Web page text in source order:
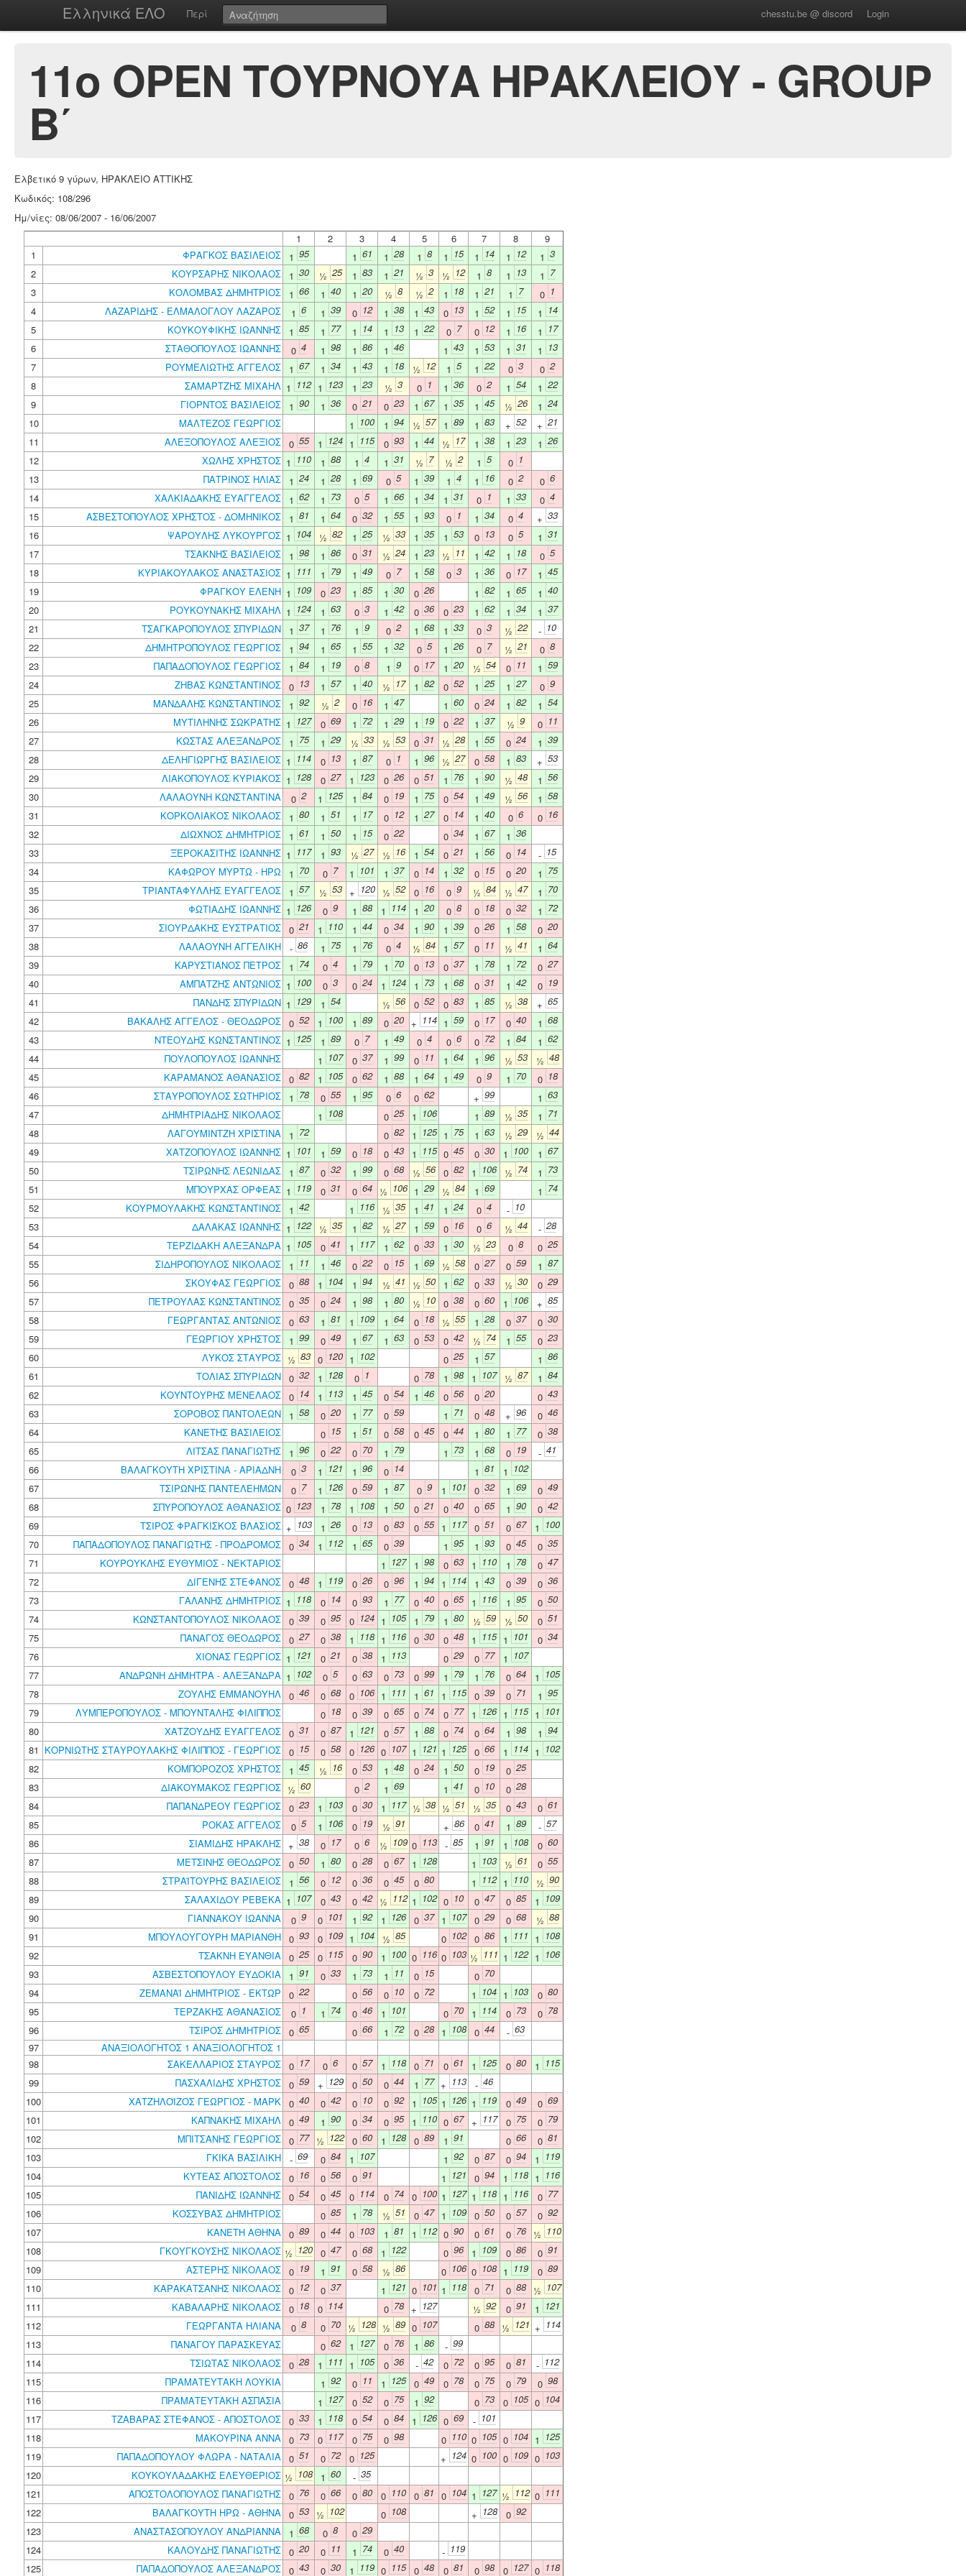
Ελληνικά ΕΛΟ Περί chesstu.be @ discord Login
11ο ΟΡΕΝ ΤΟΥΡΝΟΥΑ ΗΡΑΚΛΕΙΟΥ - GROUP
B΄
Ελβετικό 9 γύρων, ΗΡΑΚΛΕΙΟ ΑΤΤΙΚΗΣ
Κωδικός: 108/296
Ημ/νίες: 08/06/2007 - 16/06/2007
1
2 3 4 5 6 7 8
9
1
ΦΡΑΓΚΟΣ ΒΑΣΙΛΕΙΟΣ 1 95 1 61 1 28 1 8 1 15 1 14 1 12 1 3
2
ΚΟΥΡΣΑΡΗΣ ΝΙΚΟΛΑΟΣ 1 30 ½ 25 1 83 1 21 ½ 3 ½ 12 1 8 1 13 1 7
3
ΚΟΛΟΜΒΑΣ ΔΗΜΗΤΡΙΟΣ 1 66 1 40 1 20 ½ 8 ½ 2 1 18 1 21 1 7 0 1
4
ΛΑΖΑΡΙΔΗΣ - ΕΛΜΑΛΟΓΛΟΥ ΛΑΖΑΡΟΣ 1 6 1 39 0 12 1 38 1 43 0 13 1 52 1 15 1 14
5
ΚΟΥΚΟΥΦΙΚΗΣ ΙΩΑΝΝΗΣ 1 85 1 77 1 14 1 13 1 22 0 7 0 12 1 16 1 17
6
ΣΤΑΘΟΠΟΥΛΟΣ ΙΩΑΝΝΗΣ 0 4 1 98 1 86 1 46 1 43 1 53 1 31 1 13
7
ΡΟΥΜΕΛΙΩΤΗΣ ΑΓΓΕΛΟΣ 1 67 1 34 1 43 1 18 ½ 12 1 5 1 22 0 3 0 2
8
ΣΑΜΑΡΤΖΗΣ ΜΙΧΑΗΛ 1 112 1 123 1 23 ½ 3 0 1 1 36 0 2 1 54 1 22
9
ΓΙΟΡΝΤΟΣ ΒΑΣΙΛΕΙΟΣ 1 90 1 36 0 21 0 23 1 67 1 35 1 45 ½ 26 1 24
10
ΜΑΛΤΕΖΟΣ ΓΕΩΡΓΙΟΣ 1 100 1 94 ½ 57 1 89 1 83 + 52 + 21
11
ΑΛΕΞΟΠΟΥΛΟΣ ΑΛΕΞΙΟΣ 0 55 1 124 1 115 0 93 1 44 ½ 17 1 38 1 23 1 26
12
ΧΩΛΗΣ ΧΡΗΣΤΟΣ 1 110 1 88 1 4 1 31 ½ 7 ½ 2 1 5 0 1
13
ΠΑΤΡΙΝΟΣ ΗΛΙΑΣ 1 24 1 28 1 69 0 5 1 39 1 4 1 16 0 2 0 6
14
ΧΑΛΚΙΑΔΑΚΗΣ ΕΥΑΓΓΕΛΟΣ 1 62 1 73 0 5 1 66 1 34 1 31 0 1 1 33 0 4
15
ΑΣΒΕΣΤΟΠΟΥΛΟΣ ΧΡΗΣΤΟΣ - ΔΟΜΗΝΙΚΟΣ 1 81 1 64 0 32 1 55 1 93 0 1 1 34 0 4 + 33
16
ΨΑΡΟΥΛΗΣ ΛΥΚΟΥΡΓΟΣ 1 104 ½ 82 1 25 ½ 33 1 35 1 53 0 13 0 5 1 31
17
ΤΣΑΚΝΗΣ ΒΑΣΙΛΕΙΟΣ 1 98 1 86 0 31 ½ 24 1 23 ½ 11 1 42 1 18 0 5
18
ΚΥΡΙΑΚΟΥΛΑΚΟΣ ΑΝΑΣΤΑΣΙΟΣ 1 111 1 79 1 49 0 7 1 58 0 3 1 36 0 17 1 45
19
ΦΡΑΓΚΟΥ ΕΛΕΝΗ 1 109 0 23 1 85 1 30 0 26 1 82 1 65 1 40
20
ΡΟΥΚΟΥΝΑΚΗΣ ΜΙΧΑΗΛ 1 124 1 63 0 3 1 42 0 36 0 23 1 62 1 34 1 37
21
ΤΣΑΓΚΑΡΟΠΟΥΛΟΣ ΣΠΥΡΙΔΩΝ 1 37 1 76 1 9 0 2 1 68 1 33 0 3 ½ 22 - 10
22
ΔΗΜΗΤΡΟΠΟΥΛΟΣ ΓΕΩΡΓΙΟΣ 1 94 1 65 1 55 1 32 0 5 1 26 0 7 ½ 21 0 8
23
ΠΑΠΑΔΟΠΟΥΛΟΣ ΓΕΩΡΓΙΟΣ 1 84 1 19 0 8 1 9 0 17 1 20 ½ 54 0 11 1 59
24
ΖΗΒΑΣ ΚΩΝΣΤΑΝΤΙΝΟΣ 0 13 1 57 1 40 ½ 17 1 82 0 52 1 25 1 27 0 9
25
ΜΑΝΔΑΛΗΣ ΚΩΝΣΤΑΝΤΙΝΟΣ 1 92 ½ 2 0 16 1 47 1 60 0 24 1 82 1 54
26
ΜΥΤΙΛΗΝΗΣ ΣΩΚΡΑΤΗΣ 1 127 0 69 1 72 1 29 1 19 0 22 1 37 ½ 9 0 11
27
ΚΩΣΤΑΣ ΑΛΕΞΑΝΔΡΟΣ 1 75 1 29 ½ 33 ½ 53 0 31 ½ 28 1 55 0 24 1 39
28
ΔΕΛΗΓΙΩΡΓΗΣ ΒΑΣΙΛΕΙΟΣ 1 114 0 13 1 87 0 1 1 96 ½ 27 0 58 1 83 + 53
29
ΛΙΑΚΟΠΟΥΛΟΣ ΚΥΡΙΑΚΟΣ 1 128 0 27 1 123 0 26 0 51 1 76 1 90 ½ 48 1 56
30
ΛΑΛΑΟΥΝΗ ΚΩΝΣΤΑΝΤΙΝΑ 0 2 1 125 1 84 0 19 1 75 0 54 1 49 ½ 56 1 58
31
ΚΟΡΚΟΛΙΑΚΟΣ ΝΙΚΟΛΑΟΣ 1 80 1 51 1 17 0 12 1 27 0 14 1 40 0 6 0 16
32
ΔΙΩΧΝΟΣ ΔΗΜΗΤΡΙΟΣ 1 61 1 50 1 15 0 22 0 34 1 67 1 36
33
ΞΕΡΟΚΑΣΙΤΗΣ ΙΩΑΝΝΗΣ 1 117 1 93 ½ 27 ½ 16 1 54 0 21 1 56 0 14 - 15
34
ΚΑΦΩΡΟΥ ΜΥΡΤΩ - ΗΡΩ 1 70 0 7 1 101 1 37 0 14 1 32 0 15 0 20 1 75
35
ΤΡΙΑΝΤΑΦΥΛΛΗΣ ΕΥΑΓΓΕΛΟΣ 1 57 ½ 53 + 120 ½ 52 0 16 0 9 ½ 84 ½ 47 1 70
36
ΦΩΤΙΑΔΗΣ ΙΩΑΝΝΗΣ 1 126 0 9 1 88 1 114 1 20 0 8 0 18 0 32 1 72
37
ΣΙΟΥΡΔΑΚΗΣ ΕΥΣΤΡΑΤΙΟΣ 0 21 1 110 1 44 0 34 1 90 1 39 0 26 1 58 0 20
38
ΛΑΛΑΟΥΝΗ ΑΓΓΕΛΙΚΗ - 86 1 75 1 76 0 4 ½ 84 1 57 0 11 ½ 41 1 64
39
ΚΑΡΥΣΤΙΑΝΟΣ ΠΕΤΡΟΣ 1 74 0 4 1 79 1 70 0 13 0 37 1 78 1 72 0 27
40
ΑΜΠΑΤΖΗΣ ΑΝΤΩΝΙΟΣ 1 100 0 3 0 24 1 124 1 73 1 68 0 31 1 42 0 19
41
ΠΑΝΔΗΣ ΣΠΥΡΙΔΩΝ 1 129 1 54 ½ 56 0 52 0 83 1 85 ½ 38 + 65
42
ΒΑΚΑΛΗΣ ΑΓΓΕΛΟΣ - ΘΕΟΔΩΡΟΣ 0 52 1 100 1 89 0 20 + 114 1 59 0 17 0 40 1 68
43
ΝΤΕΟΥΔΗΣ ΚΩΝΣΤΑΝΤΙΝΟΣ 1 125 1 89 0 7 1 49 0 4 0 6 0 72 1 84 1 62
44
ΠΟΥΛΟΠΟΥΛΟΣ ΙΩΑΝΝΗΣ 1 107 0 37 1 99 0 11 1 64 1 96 ½ 53 ½ 48
45
ΚΑΡΑΜΑΝΟΣ ΑΘΑΝΑΣΙΟΣ 0 82 1 105 0 62 1 88 1 64 1 49 0 9 1 70 0 18
46
ΣΤΑΥΡΟΠΟΥΛΟΣ ΣΩΤΗΡΙΟΣ 1 78 0 55 1 95 0 6 0 62 + 99 1 63
47
ΔΗΜΗΤΡΙΑΔΗΣ ΝΙΚΟΛΑΟΣ 1 108 0 25 1 106 1 89 ½ 35 1 71
48
ΛΑΓΟΥΜΙΝΤΖΗ ΧΡΙΣΤΙΝΑ 1 72 0 82 1 125 1 75 1 63 ½ 29 ½ 44
49
ΧΑΤΖΟΠΟΥΛΟΣ ΙΩΑΝΝΗΣ 1 101 1 59 0 18 0 43 1 115 0 45 0 30 1 100 1 67
50
ΤΣΙΡΩΝΗΣ ΛΕΩΝΙΔΑΣ 1 87 0 32 1 99 0 68 ½ 56 0 82 1 106 ½ 74 1 73
51
ΜΠΟΥΡΧΑΣ ΟΡΦΕΑΣ 1 119 0 31 0 64 ½ 106 1 29 ½ 84 1 69 1 74
52
ΚΟΥΡΜΟΥΛΑΚΗΣ ΚΩΝΣΤΑΝΤΙΝΟΣ 1 42 1 116 ½ 35 1 41 1 24 0 4 - 10
53
ΔΑΛΑΚΑΣ ΙΩΑΝΝΗΣ 1 122 ½ 35 1 82 ½ 27 1 59 0 16 0 6 ½ 44 - 28
54
ΤΕΡΖΙΔΑΚΗ ΑΛΕΞΑΝΔΡΑ 1 105 0 41 1 117 1 62 0 33 1 30 ½ 23 0 8 0 25
55
ΣΙΔΗΡΟΠΟΥΛΟΣ ΝΙΚΟΛΑΟΣ 1 11 1 46 0 22 0 15 1 69 ½ 58 0 27 0 59 1 87
56
ΣΚΟΥΦΑΣ ΓΕΩΡΓΙΟΣ 0 88 1 104 1 94 ½ 41 ½ 50 1 62 0 33 ½ 30 0 29
57
ΠΕΤΡΟΥΛΑΣ ΚΩΝΣΤΑΝΤΙΝΟΣ 0 35 0 24 1 98 1 80 ½ 10 0 38 0 60 1 106 + 85
58
ΓΕΩΡΓΑΝΤΑΣ ΑΝΤΩΝΙΟΣ 0 63 1 81 1 109 1 64 0 18 ½ 55 1 28 0 37 0 30
59
ΓΕΩΡΓΙΟΥ ΧΡΗΣΤΟΣ 1 99 0 49 1 67 1 63 0 53 0 42 ½ 74 1 55 0 23
60
ΛΥΚΟΣ ΣΤΑΥΡΟΣ ½ 83 0 120 1 102 0 25 1 57 1 86
61
ΤΟΛΙΑΣ ΣΠΥΡΙΔΩΝ 0 32 1 128 0 1 0 78 1 98 1 107 ½ 87 1 84
62
ΚΟΥΝΤΟΥΡΗΣ ΜΕΝΕΛΑΟΣ 0 14 1 113 1 45 0 54 1 46 0 56 0 20 0 43
63
ΣΟΡΟΒΟΣ ΠΑΝΤΟΛΕΩΝ 1 58 0 20 1 77 0 59 1 71 0 48 + 96 0 46
64
ΚΑΝΕΤΗΣ ΒΑΣΙΛΕΙΟΣ 0 15 1 51 0 58 0 45 0 44 1 80 1 77 0 38
65
ΛΙΤΣΑΣ ΠΑΝΑΓΙΩΤΗΣ 1 96 0 22 0 70 1 79 1 73 1 68 0 19 - 41
66
ΒΑΛΑΓΚΟΥΤΗ ΧΡΙΣΤΙΝΑ - ΑΡΙΑΔΝΗ 0 3 1 121 1 96 0 14 1 81 1 102
67
ΤΣΙΡΩΝΗΣ ΠΑΝΤΕΛΕΗΜΩΝ 0 7 1 126 0 59 1 87 0 9 1 101 0 32 1 69 0 49
68
ΣΠΥΡΟΠΟΥΛΟΣ ΑΘΑΝΑΣΙΟΣ 0 123 1 78 1 108 1 50 0 21 0 40 0 65 1 90 0 42
69
ΤΣΙΡΟΣ ΦΡΑΓΚΙΣΚΟΣ ΒΛΑΣΙΟΣ + 103 1 26 0 13 0 83 0 55 1 117 0 51 0 67 1 100
70
ΠΑΠΑΔΟΠΟΥΛΟΣ ΠΑΝΑΓΙΩΤΗΣ - ΠΡΟΔΡΟΜΟΣ 0 34 1 112 1 65 0 39 1 95 1 93 0 45 0 35
71
ΚΟΥΡΟΥΚΛΗΣ ΕΥΘΥΜΙΟΣ - ΝΕΚΤΑΡΙΟΣ 1 127 1 98 0 63 1 110 1 78 0 47
72
ΔΙΓΕΝΗΣ ΣΤΕΦΑΝΟΣ 0 48 1 119 0 26 0 96 1 94 1 114 1 43 0 39 0 36
73
ΓΑΛΑΝΗΣ ΔΗΜΗΤΡΙΟΣ 1 118 0 14 0 93 1 77 0 40 0 65 1 116 1 95 0 50
74
ΚΩΝΣΤΑΝΤΟΠΟΥΛΟΣ ΝΙΚΟΛΑΟΣ 0 39 0 95 0 124 1 105 1 79 1 80 ½ 59 ½ 50 0 51
75
ΠΑΝΑΓΟΣ ΘΕΟΔΩΡΟΣ 0 27 0 38 1 118 1 116 0 30 0 48 1 115 1 101 0 34
76
ΧΙΟΝΑΣ ΓΕΩΡΓΙΟΣ 1 121 0 21 0 38 1 113 0 29 0 77 1 107
77
ΑΝΔΡΩΝΗ ΔΗΜΗΤΡΑ - ΑΛΕΞΑΝΔΡΑ 1 102 0 5 0 63 0 73 0 99 1 79 1 76 0 64 1 105
78
ΖΟΥΛΗΣ ΕΜΜΑΝΟΥΗΛ 0 46 0 68 0 106 1 111 1 61 1 115 0 39 0 71 1 95
79
ΛΥΜΠΕΡΟΠΟΥΛΟΣ - ΜΠΟΥΝΤΑΛΗΣ ΦΙΛΙΠΠΟΣ 0 18 0 39 0 65 0 74 0 77 1 126 1 115 1 101
80
ΧΑΤΖΟΥΔΗΣ ΕΥΑΓΓΕΛΟΣ 0 31 0 87 1 121 0 57 1 88 0 74 0 64 1 98 1 94
81 ΚΟΡΝΙΩΤΗΣ ΣΤΑΥΡΟΥΛΑΚΗΣ ΦΙΛΙΠΠΟΣ - ΓΕΩΡΓΙΟΣ 0 15 0 58 0 126 0 107 1 121 1 125 0 66 1 114 1 102
82
ΚΟΜΠΟΡΟΖΟΣ ΧΡΗΣΤΟΣ 1 45 ½ 16 0 53 1 48 0 24 1 50 0 19 0 25
83
ΔΙΑΚΟΥΜΑΚΟΣ ΓΕΩΡΓΙΟΣ ½ 60 0 2 1 69 1 41 0 10 0 28
84
ΠΑΠΑΝΔΡΕΟΥ ΓΕΩΡΓΙΟΣ 0 23 1 103 0 30 1 117 ½ 38 ½ 51 ½ 35 0 43 0 61
85
ΡΟΚΑΣ ΑΓΓΕΛΟΣ 0 5 1 106 0 19 ½ 91 + 86 0 41 1 89 - 57
86
ΣΙΑΜΙΔΗΣ ΗΡΑΚΛΗΣ + 38 0 17 0 6 ½ 109 0 113 - 85 1 91 1 108 0 60
87
ΜΕΤΣΙΝΗΣ ΘΕΟΔΩΡΟΣ 0 50 1 80 0 28 0 67 1 128 1 103 ½ 61 0 55
88
ΣΤΡΑΪΤΟΥΡΗΣ ΒΑΣΙΛΕΙΟΣ 1 56 0 12 0 36 0 45 0 80 1 112 1 110 ½ 90
89
ΣΑΛΑΧΙΔΟΥ ΡΕΒΕΚΑ 1 107 0 43 0 42 ½ 112 1 102 0 10 0 47 0 85 1 109
90
ΓΙΑΝΝΑΚΟΥ ΙΩΑΝΝΑ 0 9 0 101 1 92 1 126 0 37 1 107 0 29 0 68 ½ 88
91
ΜΠΟΥΛΟΥΓΟΥΡΗ ΜΑΡΙΑΝΘΗ 0 93 0 109 1 104 ½ 85 0 102 0 86 1 111 1 108
92
ΤΣΑΚΝΗ ΕΥΑΝΘΙΑ 0 25 0 115 0 90 1 100 0 116 0 103 ½ 111 1 122 1 106
93
ΑΣΒΕΣΤΟΠΟΥΛΟΥ ΕΥΔΟΚΙΑ 1 91 0 33 1 73 1 11 0 15 0 70
94
ΖΕΜΑΝΑΪ ΔΗΜΗΤΡΙΟΣ - ΕΚΤΩΡ 0 22 0 56 0 10 0 72 1 104 1 103 0 80
95
ΤΕΡΖΑΚΗΣ ΑΘΑΝΑΣΙΟΣ 0 1 1 74 0 46 1 101 0 70 1 114 0 73 0 78
96
ΤΣΙΡΟΣ ΔΗΜΗΤΡΙΟΣ 0 65 0 66 1 72 0 28 1 108 0 44 - 63
97
ΑΝΑΞΙΟΛΟΓΗΤΟΣ 1 ΑΝΑΞΙΟΛΟΓΗΤΟΣ 1
98
ΣΑΚΕΛΛΑΡΙΟΣ ΣΤΑΥΡΟΣ 0 17 0 6 0 57 1 118 0 71 0 61 1 125 0 80 1 115
99
ΠΑΣΧΑΛΙΔΗΣ ΧΡΗΣΤΟΣ 0 59 + 129 0 50 0 44 1 77 + 113 - 46
100
ΧΑΤΖΗΛΟΪΖΟΣ ΓΕΩΡΓΙΟΣ - ΜΑΡΚ 0 40 0 42 0 10 0 92 1 105 1 126 1 119 0 49 0 69
101
ΚΑΠΝΑΚΗΣ ΜΙΧΑΗΛ 0 49 1 90 0 34 0 95 1 110 0 67 + 117 0 75 0 79
102
ΜΠΙΤΣΑΝΗΣ ΓΕΩΡΓΙΟΣ 0 77 ½ 122 0 60 1 128 0 89 1 91 0 66 0 81
103
ΓΚΙΚΑ ΒΑΣΙΛΙΚΗ - 69 0 84 1 107 1 92 0 87 0 94 1 119
104
ΚΥΤΕΑΣ ΑΠΟΣΤΟΛΟΣ 0 16 0 56 0 91 1 121 0 94 1 118 1 116
105
ΠΑΝΙΔΗΣ ΙΩΑΝΝΗΣ 0 54 0 45 0 114 0 74 0 100 1 127 1 118 1 116 0 77
106
ΚΟΣΣΥΒΑΣ ΔΗΜΗΤΡΙΟΣ 0 85 1 78 ½ 51 0 47 1 109 0 50 0 57 0 92
107
ΚΑΝΕΤΗ ΑΘΗΝΑ 0 89 0 44 0 103 1 81 1 112 0 90 0 61 0 76 ½ 110
108
ΓΚΟΥΓΚΟΥΣΗΣ ΝΙΚΟΛΑΟΣ ½ 120 0 47 0 68 1 122 0 96 1 109 0 86 0 91
109
ΑΣΤΕΡΗΣ ΝΙΚΟΛΑΟΣ 0 19 1 91 0 58 ½ 86 0 106 0 108 1 119 0 89
110
ΚΑΡΑΚΑΤΣΑΝΗΣ ΝΙΚΟΛΑΟΣ 0 12 0 37 1 121 0 101 1 118 0 71 0 88 ½ 107
111
ΚΑΒΑΛΑΡΗΣ ΝΙΚΟΛΑΟΣ 0 18 0 114 0 78 + 127 ½ 92 0 91 1 121
112
ΓΕΩΡΓΑΝΤΑ ΗΛΙΑΝΑ 0 8 0 70 ½ 128 ½ 89 0 107 0 88 ½ 121 + 114
113
ΠΑΝΑΓΟΥ ΠΑΡΑΣΚΕΥΑΣ 0 62 1 127 0 76 1 86 - 99
114
ΤΣΙΩΤΑΣ ΝΙΚΟΛΑΟΣ 0 28 1 111 1 105 0 36 - 42 0 72 0 95 0 81 - 112
115
ΠΡΑΜΑΤΕΥΤΑΚΗ ΛΟΥΚΙΑ 1 92 0 11 1 125 0 49 0 78 0 75 0 79 0 98
116
ΠΡΑΜΑΤΕΥΤΑΚΗ ΑΣΠΑΣΙΑ 1 127 0 52 0 75 1 92 0 73 0 105 0 104
117
ΤΖΑΒΑΡΑΣ ΣΤΕΦΑΝΟΣ - ΑΠΟΣΤΟΛΟΣ 0 33 1 118 0 54 0 84 1 126 0 69 - 101
118
ΜΑΚΟΥΡΙΝΑ ΑΝΝΑ 0 73 0 117 0 75 0 98 0 110 0 105 0 104 1 125
119
ΠΑΠΑΔΟΠΟΥΛΟΥ ΦΛΩΡΑ - ΝΑΤΑΛΙΑ 0 51 0 72 0 125 + 124 0 100 0 109 0 103
120
ΚΟΥΚΟΥΛΑΔΑΚΗΣ ΕΛΕΥΘΕΡΙΟΣ ½ 108 1 60 - 35
121
ΑΠΟΣΤΟΛΟΠΟΥΛΟΣ ΠΑΝΑΓΙΩΤΗΣ 0 76 0 66 0 80 0 110 0 81 0 104 1 127 ½ 112 0 111
122
ΒΑΛΑΓΚΟΥΤΗ ΗΡΩ - ΑΘΗΝΑ 0 53 ½ 102 0 108 + 128 0 92
123
ΑΝΑΣΤΑΣΟΠΟΥΛΟΥ ΑΝΔΡΙΑΝΝΑ 1 68 0 8 0 29
124
ΚΑΛΟΥΔΗΣ ΠΑΝΑΓΙΩΤΗΣ 0 20 0 11 1 74 0 40 - 119
125
ΠΑΠΑΔΟΠΟΥΛΟΣ ΑΛΕΞΑΝΔΡΟΣ 0 43 0 30 1 119 0 115 0 48 0 81 0 98 0 127 0 118